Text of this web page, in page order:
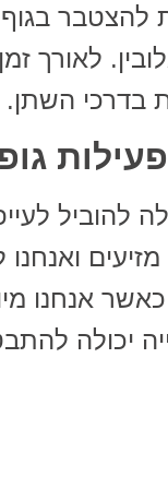
להצטבר
לאורך
בדרכי השתן.
להוביל
מזיעים
כאשר אנחנו
יכולה